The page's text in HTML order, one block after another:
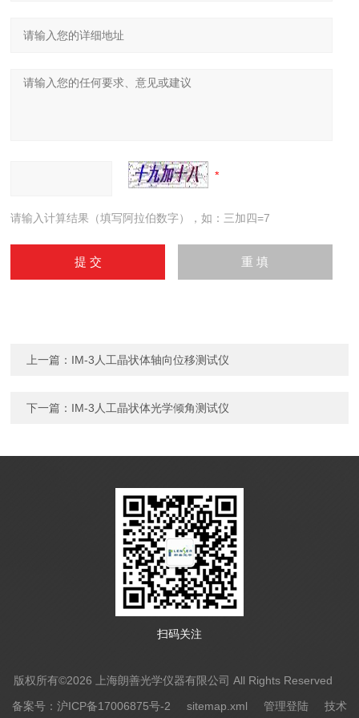
请输入计算结果（填写阿拉伯数字），如：三加四=7
上一篇： IM-3人工晶状体轴向位移测试仪
下一篇： IM-3人工晶状体光学倾角测试仪
扫码关注
版权所有©2026 上海朗善光学仪器有限公司 All Rights Reserved
备案号：沪ICP备17006875号-2
sitemap.xml 管理登陆技术